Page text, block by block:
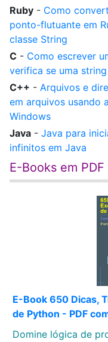
Ruby - Como
ponto-flutuante em
classe String
C - Como escrever
verifica se uma
C++ - Arquivos e
em arquivos usando
Windows
Java - Java para
infinitos em Java
E-Books em PDF
E-Book 650 Dicas,
de Python - PDF
Domine lógica de